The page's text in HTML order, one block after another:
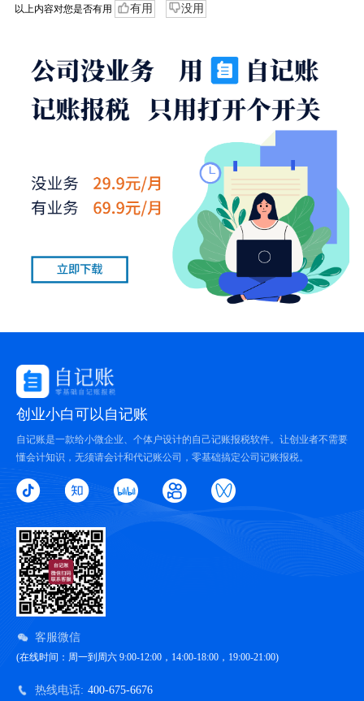
以上内容对您是否有用 有用 没用
创业小白可以自记账
自记账是一款给小微企业、个体户设计的自己记账报税软件。让创业者不需要
懂会计知识，无须请会计和代记账公司，零基础搞定公司记账报税。
客服微信
(在线时间：周一到周六 9:00-12:00，14:00-18:00，19:00-21:00)
热线电话: 400-675-6676